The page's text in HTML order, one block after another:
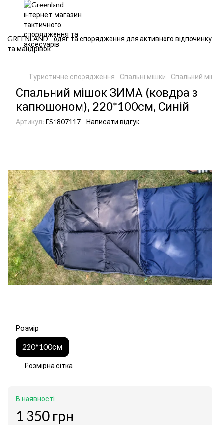
GREENLAND - одяг та спорядження для активного відпочинку
та мандрівок
Туристичне спорядження Спальні мішки Спальний
Спальний мішок ЗИМА (ковдра з
капюшоном), 220*100см, Синій
Артикул: FS1807117 Написати відгук
Розмір
220*100см
Розмірна сітка
В наявності
1 350 грн